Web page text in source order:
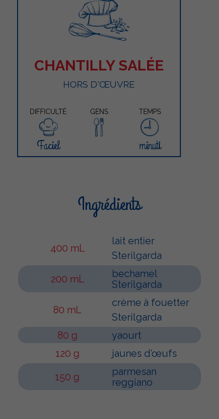
CHANTILLY SALÉE
HORS D'ŒUVRE
DIFFICULTÉ GENS TEMPS
Faciel minuti
Ingrédients
400 mL
lait entier
Sterilgarda
200 mL
bechamel
Sterilgarda
80 mL
crème à fouetter
Sterilgarda
80 g
yaourt
120 g
jaunes d’œufs
150 g
parmesan
reggiano